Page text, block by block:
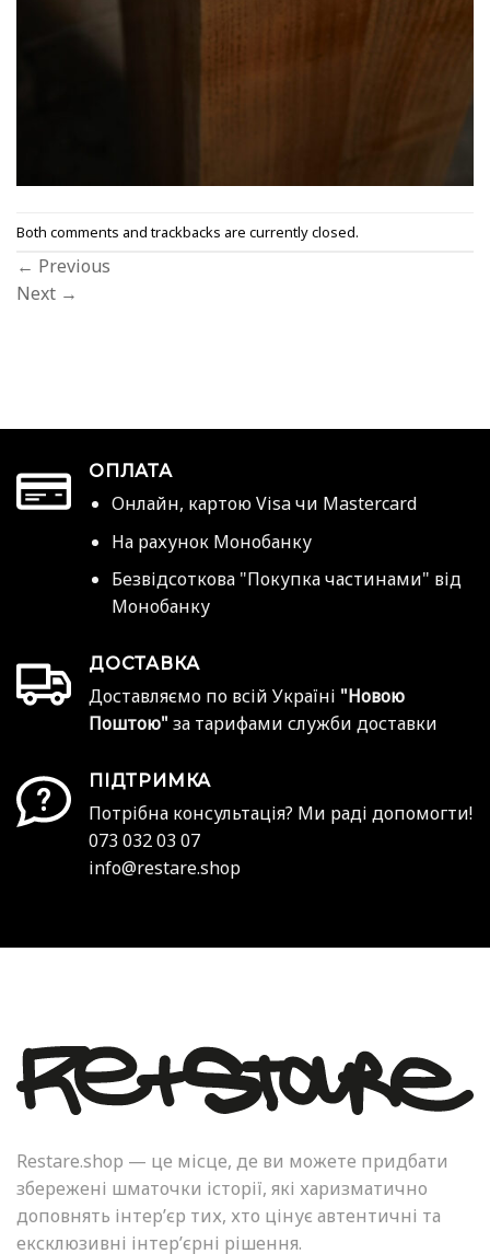
Both comments and trackbacks are currently closed.
← Previous
Next →
ОПЛАТА
Онлайн, картою Visa чи Mastercard
На рахунок Монобанку
Безвідсоткова "Покупка частинами" від
Монобанку
ДОСТАВКА
Доставляємо по всій Україні "Новою
Поштою" за тарифами служби доставки
ПІДТРИМКА
Потрібна консультація? Ми раді допомогти!
073 032 03 07
info@restare.shop
Restare.shop — це місце, де ви можете придбати
збережені шматочки історії, які харизматично
доповнять інтер’єр тих, хто цінує автентичні та
ексклюзивні інтер’єрні рішення.